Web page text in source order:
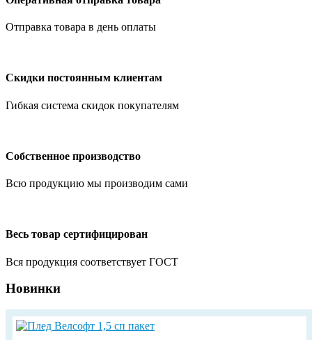
Отправка товара в день оплаты
Скидки постоянным клиентам
Гибкая система скидок покупателям
Собственное производство
Всю продукцию мы производим сами
Весь товар сертифицирован
Вся продукция соответствует ГОСТ
Новинки